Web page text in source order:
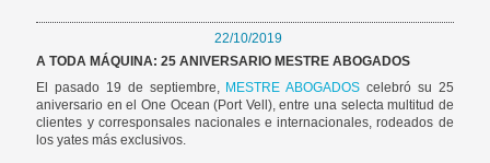
22/10/2019
A TODA MÁQUINA: 25 ANIVERSARIO MESTRE ABOGADOS
El pasado 19 de septiembre, MESTRE ABOGADOS celebró su 25
aniversario en el One Ocean (Port Vell), entre una selecta multitud de
clientes y corresponsales nacionales e internacionales, rodeados de
los yates más exclusivos.